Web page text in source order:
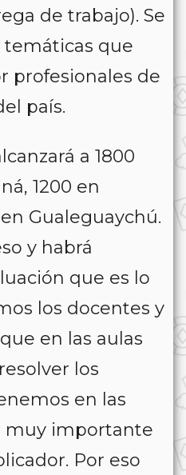
de trabajo). Se
que
profesionales de
país.
a 1800
1200 en
Gualeguaychú.
y habrá
que es lo
los docentes y
en las aulas
los
en las
muy importante
Por eso